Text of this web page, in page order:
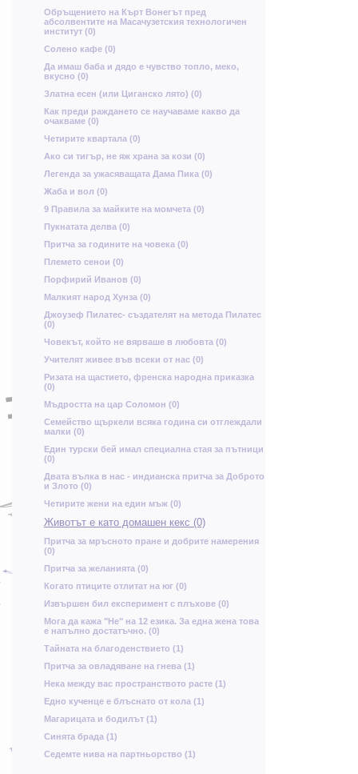
а
Т
ш
Р
Т
ш
я
Е
ю
С
ь
Ь
л
Н
М
н
г
в
Ь
б
Ц
о
Н
ф
в
Ш
Oбръщението на Кърт Вонегът пред
абсолвентите на Масачузетския технологичен
институт (0)
Солено кафе (0)
Да имаш баба и дядо е чувство топло, меко,
вкусно (0)
Златна есен (или Циганско лято) (0)
Как преди раждането се научаваме какво да
очакваме (0)
Четирите квартала (0)
Ако си тигър, не яж храна за кози (0)
Легенда за ужасяващата Дама Пика (0)
Жаба и вол (0)
9 Правила за майките на момчета (0)
Пукнатата делва (0)
Притча за годините на човека (0)
Племето сенои (0)
Порфирий Иванов (0)
Малкият народ Хунза (0)
Джоузеф Пилатес- създателят на метода Пилатес
(0)
Човекът, който не вярваше в любовта (0)
Учителят живее във всеки от нас (0)
Ризата на щастието, френска народна приказка
(0)
Мъдростта на цар Соломон (0)
Семейство щъркели всяка година си отглеждали
малки (0)
Един турски бей имал специална стая за пътници
(0)
Двата вълка в нас - индианска притча за Доброто
и Злото (0)
Четирите жени на един мъж (0)
Животът е като домашен кекс (0)
Притча за мръсното пране и добрите намерения
(0)
Притча за желанията (0)
Когато птиците отлитат на юг (0)
Извършен бил експеримент с плъхове (0)
Мога да кажа "Не" на 12 езика. За една жена това
е напълно достатъчно. (0)
Тайната на благоденствието (1)
Притча за овладяване на гнева (1)
Нека между вас пространството расте (1)
Едно кученце е блъснато от кола (1)
Магарицата и бодилът (1)
Синята брада (1)
Седемте нива на партньорство (1)